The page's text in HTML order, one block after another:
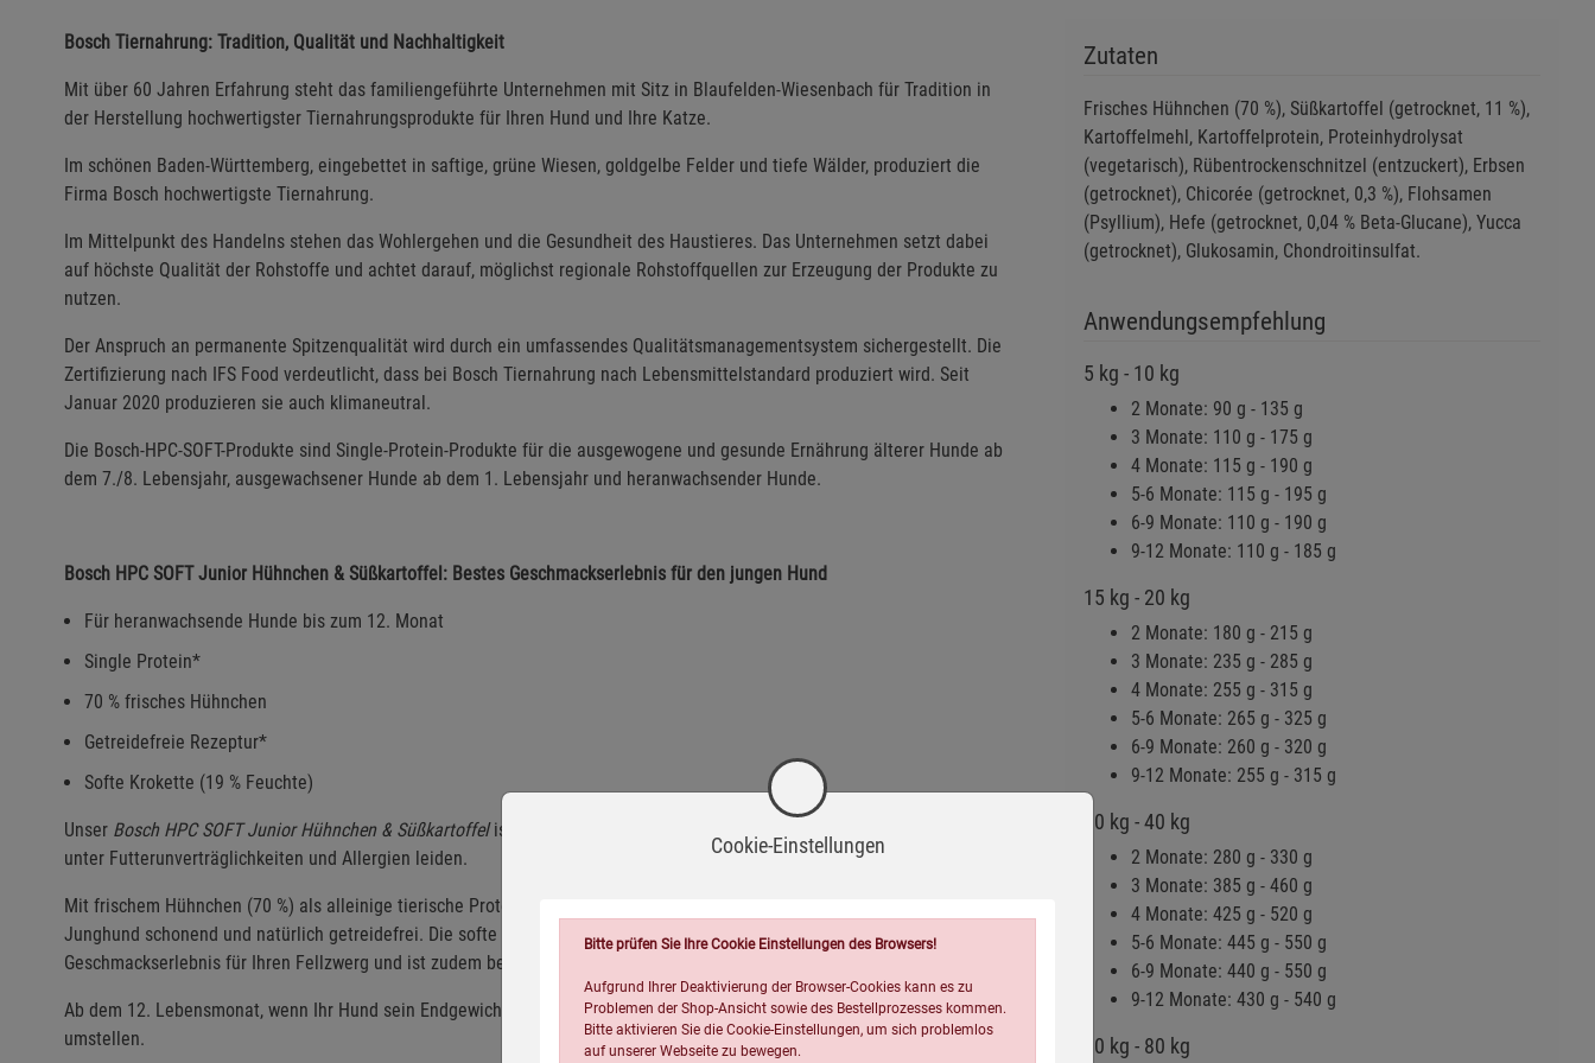
Bosch Tiernahrung: Tradition, Qualität und Nachhaltigkeit
Mit über 60 Jahren Erfahrung steht das familiengeführte Unternehmen mit Sitz in Blaufelden-Wiesenbach für Tradition in
der Herstellung hochwertigster Tiernahrungsprodukte für Ihren Hund und Ihre Katze.
Im schönen Baden-Württemberg, eingebettet in saftige, grüne Wiesen, goldgelbe Felder und tiefe Wälder, produziert die
Firma Bosch hochwertigste Tiernahrung.
Im Mittelpunkt des Handelns stehen das Wohlergehen und die Gesundheit des Haustieres. Das Unternehmen setzt dabei
auf höchste Qualität der Rohstoffe und achtet darauf, möglichst regionale Rohstoffquellen zur Erzeugung der Produkte zu
nutzen.
Der Anspruch an permanente Spitzenqualität wird durch ein umfassendes Qualitätsmanagementsystem sichergestellt. Die
Zertifizierung nach IFS Food verdeutlicht, dass bei Bosch Tiernahrung nach Lebensmittelstandard produziert wird. Seit
Januar 2020 produzieren sie auch klimaneutral.
Die Bosch-HPC-SOFT-Produkte sind Single-Protein-Produkte für die ausgewogene und gesunde Ernährung älterer Hunde ab
dem 7./8. Lebensjahr, ausgewachsener Hunde ab dem 1. Lebensjahr und heranwachsender Hunde.
Bosch HPC SOFT Junior Hühnchen & Süßkartoffel: Bestes Geschmackserlebnis für den jungen Hund
Für heranwachsende Hunde bis zum 12. Monat
Single Protein*
70 % frisches Hühnchen
Getreidefreie Rezeptur*
Softe Krokette (19 % Feuchte)
Unser Bosch HPC SOFT Junior Hühnchen & Süßkartoffelist besonders für ernährungssensible Junghunde geeignet, die
unter Futterunverträglichkeiten und Allergien leiden.
Mit frischem Hühnchen (70 %) als alleinige tierische Proteinquelle und hochverdaulicher Süßkartoffel verwöhnen Sie Ihren
Junghund schonend und natürlich getreidefrei. Die softe Krokette (19 % Feuchte) macht dieses Futter zu einem besonderen
Geschmackserlebnis für Ihren Fellzwerg und ist zudem besonders verträglich.
Ab dem 12. Lebensmonat, wenn Ihr Hund sein Endgewicht erreicht hat, kann man schrittweise auf eine Adult-Sorte
umstellen.
Zutaten
Frisches Hühnchen (70 %), Süßkartoffel (getrocknet, 11 %),
Kartoffelmehl, Kartoffelprotein, Proteinhydrolysat
(vegetarisch), Rübentrockenschnitzel (entzuckert), Erbsen
(getrocknet), Chicorée (getrocknet, 0,3 %), Flohsamen
(Psyllium), Hefe (getrocknet, 0,04 % Beta-Glucane), Yucca
(getrocknet), Glukosamin, Chondroitinsulfat.
Anwendungsempfehlung
5 kg - 10 kg
2 Monate: 90 g - 135 g
3 Monate: 110 g - 175 g
4 Monate: 115 g - 190 g
5-6 Monate: 115 g - 195 g
6-9 Monate: 110 g - 190 g
9-12 Monate: 110 g - 185 g
15 kg - 20 kg
2 Monate: 180 g - 215 g
3 Monate: 235 g - 285 g
4 Monate: 255 g - 315 g
5-6 Monate: 265 g - 325 g
6-9 Monate: 260 g - 320 g
9-12 Monate: 255 g - 315 g
30 kg - 40 kg
2 Monate: 280 g - 330 g
3 Monate: 385 g - 460 g
4 Monate: 425 g - 520 g
5-6 Monate: 445 g - 550 g
6-9 Monate: 440 g - 550 g
9-12 Monate: 430 g - 540 g
60 kg - 80 kg
Cookie-Einstellungen
Bitte prüfen Sie Ihre Cookie Einstellungen des Browsers!
Aufgrund Ihrer Deaktivierung der Browser-Cookies kann es zu
Problemen der Shop-Ansicht sowie des Bestellprozesses kommen.
Bitte aktivieren Sie die Cookie-Einstellungen, um sich problemlos
auf unserer Webseite zu bewegen.